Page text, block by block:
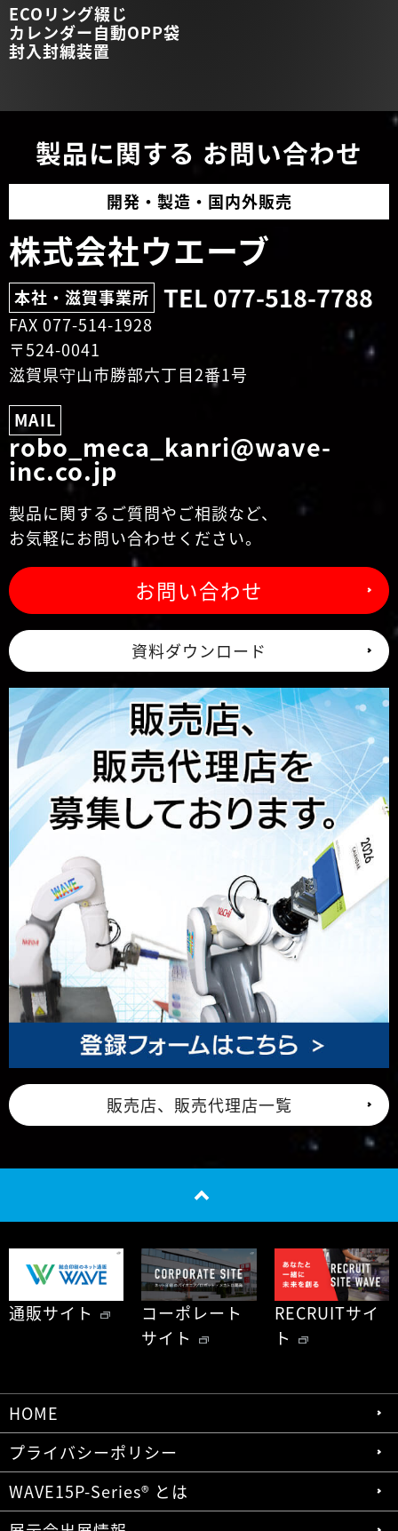
ECOリング綴じ
カレンダー自動OPP袋
封入封緘装置
製品に関する お問い合わせ
開発・ 製造・ 国内外販売
株式会社ウエーブ
本社・滋賀事業所 TEL 077-518-7788
FAX 077-514-1928
〒524-0041
滋賀県守山市勝部六丁目2番1号
MAIL
robo_meca_kanri@wave-
inc.co.jp
製品に関するご質問やご相談など、
お気軽にお問い合わせください。
お問い合わせ
資料ダウンロード
販売店、販売代理店一覧
通販サイト
コーポレート
サイト
RECRUITサイ
ト
HOME
プライバシーポリシー
WAVE15P-Series® とは